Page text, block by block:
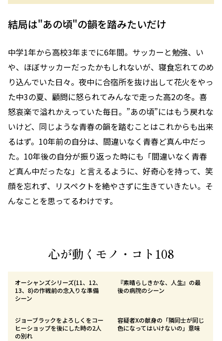
結局は"あの頃"の韻を踏みたいだけ
中学1年から高校3年までに6年間。サッカーと勉強、い
や、ほぼサッカーだったかもしれないが、寝食忘れてのめ
り込んでいた日々。夜中に合宿所を抜け出して花火をやっ
た中3の夏、顧問に怒られてみんなで走った高2の冬。喜
怒哀楽で溢れかえっていた毎日。”あの頃”にはもう戻れな
いけど、同じような青春の韻を踏むことはこれからも出来
るはず。10年前の自分は、間違いなく青春ど真ん中だっ
た。10年後の自分が振り返った時にも「間違いなく青春
ど真ん中だったな」と言えるように、好奇心を持って、笑
顔を忘れず、リスペクトを絶やさずに生きていきたい。そ
んなことを思ってるわけです。
心が動くモノ・コト108
オーシャンズシリーズ(11、12、
13、8)の作戦前の念入りな準備
シーン
『素晴らしきかな、人生』の最
後の病院のシーン
ジョーブラックをよろしくをコー
ヒーショップを後にした時の2人
の別れ
容疑者Xの献身の「隣同士が同じ
色になってはいけないの」意味